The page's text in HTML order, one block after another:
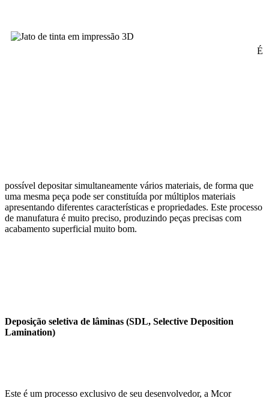
É
possível depositar simultaneamente vários materiais, de forma que
uma mesma peça pode ser constituída por múltiplos materiais
apresentando diferentes características e propriedades. Este processo
de manufatura é muito preciso, produzindo peças precisas com
acabamento superficial muito bom.
Deposição seletiva de lâminas (SDL, Selective Deposition
Lamination)
Este é um processo exclusivo de seu desenvolvedor, a Mcor